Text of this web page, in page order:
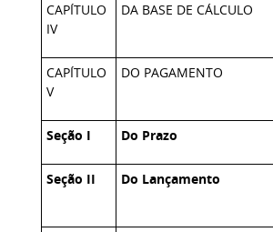
CAPÍTULO
IV
DA BASE DE CÁLCULO
CAPÍTULO
V
DO PAGAMENTO
Seção I Do Prazo
Seção II Do Lançamento